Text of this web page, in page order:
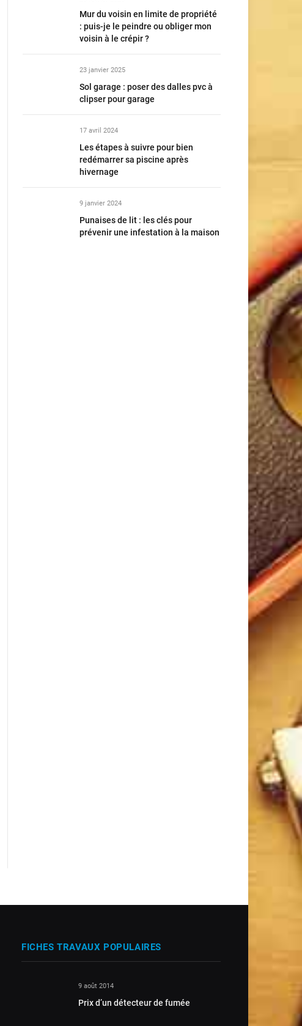
Mur du voisin en limite de propriété
: puis-je le peindre ou obliger mon
voisin à le crépir ?
23 janvier 2025
Sol garage : poser des dalles pvc à
clipser pour garage
17 avril 2024
Les étapes à suivre pour bien
redémarrer sa piscine après
hivernage
9 janvier 2024
Punaises de lit : les clés pour
prévenir une infestation à la maison
FICHES TRAVAUX POPULAIRES
9 août 2014
Prix d’un détecteur de fumée